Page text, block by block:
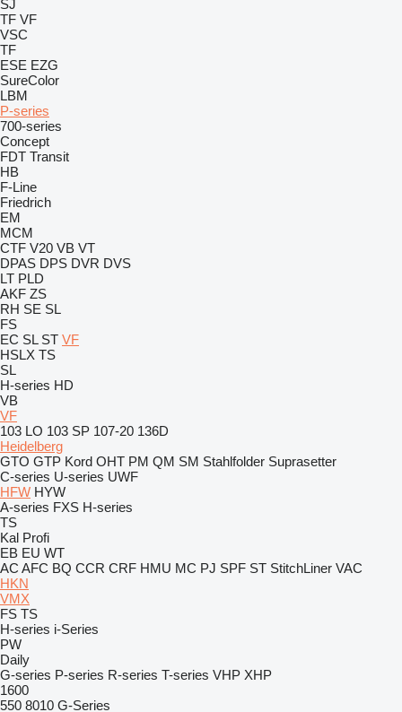
SJ
TF VF
VSC
TF
ESE EZG
SureColor
LBM
P-series
700-series
Concept
FDT Transit
HB
F-Line
Friedrich
EM
MCM
CTF V20 VB VT
DPAS DPS DVR DVS
LT PLD
AKF ZS
RH SE SL
FS
EC SL ST VF
HSLX TS
SL
H-series HD
VB
VF
103 LO 103 SP 107-20 136D
Heidelberg
GTO GTP Kord OHT PM QM SM Stahlfolder Suprasetter
C-series U-series UWF
HFW HYW
A-series FXS H-series
TS
Kal Profi
EB EU WT
AC AFC BQ CCR CRF HMU MC PJ SPF ST StitchLiner VAC
HKN
VMX
FS TS
H-series i-Series
PW
Daily
G-series P-series R-series T-series VHP XHP
1600
550 8010 G-Series